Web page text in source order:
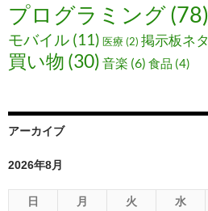
プログラミング(78)
モバイル (11) 医療 (2) 掲示板ネタ
買い物 (30) 音楽 (6) 食品 (4)
アーカイブ
2026年8月
日 月 火 水